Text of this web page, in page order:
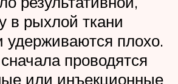
в рыхлой ткани
удерживаются плохо.
проводятся
или инъекционные